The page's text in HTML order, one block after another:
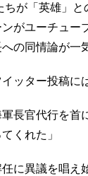
が「英雄」
がユーチュー
の同情論が一
ッター投稿に
長官代行を首
くれた」
に異議を唱え